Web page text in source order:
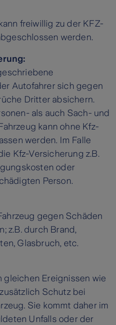
freiwillig zu der KFZ-
werden.
Autofahrer sich gegen
Dritter absichern.
als auch Sach- und
kann ohne Kfz-
werden. Im Falle
Kfz-Versicherung z.B.
oder
Person.
gegen Schäden
z.B. durch Brand,
Glasbruch, etc.
gleichen Ereignissen wie
Schutz bei
Sie kommt daher im
Unfalls oder der